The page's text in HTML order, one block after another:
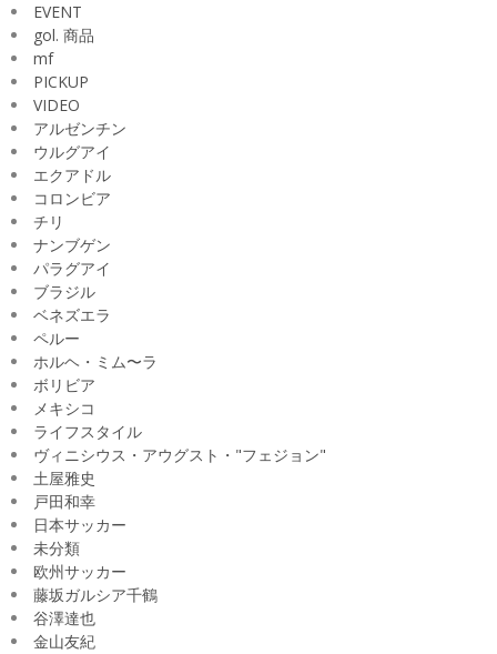
EVENT
gol. 商品
mf
PICKUP
VIDEO
アルゼンチン
ウルグアイ
エクアドル
コロンビア
チリ
ナンブゲン
パラグアイ
ブラジル
ベネズエラ
ペルー
ホルヘ・ミム〜ラ
ボリビア
メキシコ
ライフスタイル
ヴィニシウス・アウグスト・"フェジョン"
土屋雅史
戸田和幸
日本サッカー
未分類
欧州サッカー
藤坂ガルシア千鶴
谷澤達也
金山友紀